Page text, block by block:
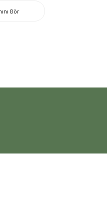
arkadaşı olmaktan gurur